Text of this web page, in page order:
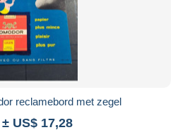
reclamebord met zegel
± US$ 17,28